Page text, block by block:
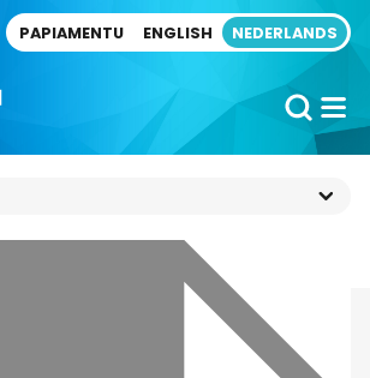
PAPIAMENTU ENGLISH NEDERLANDS